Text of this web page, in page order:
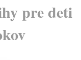
pre deti